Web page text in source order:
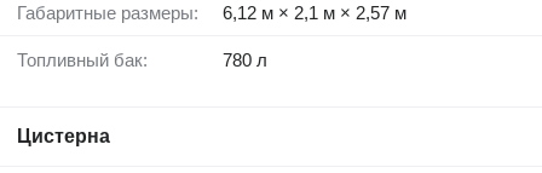
Габаритные размеры: 6,12 м × 2,1 м × 2,57 м
Топливный бак: 780 л
Цистерна